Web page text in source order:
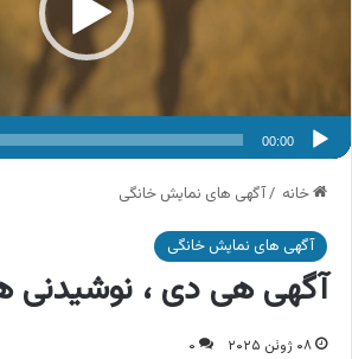
00:00
خانه /آگهی های نمایش خانگی
آگهی های نمایش خانگی
آگهی هی دی ،
۰۸ ژوئن ۲۰۲۵ ۰